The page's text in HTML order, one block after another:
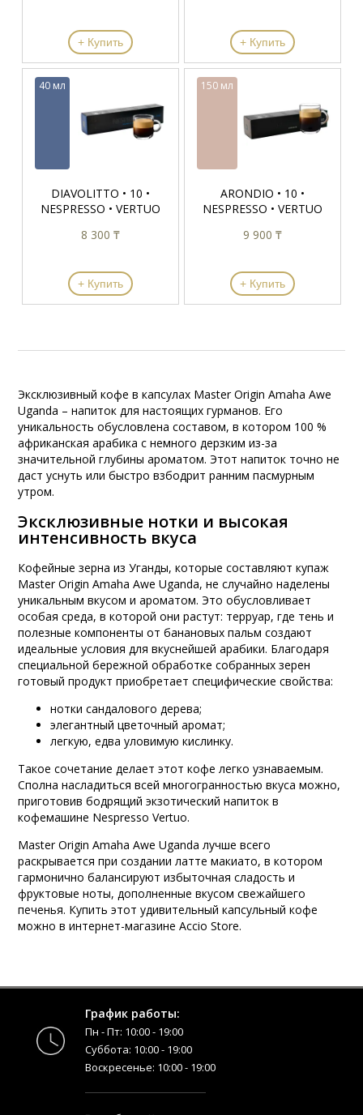
+ Купить + Купить
40 мл
DIAVOLITTO • 10 •
NESPRESSO • VERTUO
8 300 ₸
+ Купить
150 мл
ARONDIO • 10 •
NESPRESSO • VERTUO
9 900 ₸
+ Купить
Эксклюзивный кофе в капсулах Master Origin Amaha Awe
Uganda – напиток для настоящих гурманов. Его
уникальность обусловлена составом, в котором 100 %
африканская арабика с немного дерзким из-за
значительной глубины ароматом. Этот напиток точно не
даст уснуть или быстро взбодрит ранним пасмурным
утром.
Эксклюзивные нотки и высокая
интенсивность вкуса
Кофейные зерна из Уганды, которые составляют купаж
Master Origin Amaha Awe Uganda, не случайно наделены
уникальным вкусом и ароматом. Это обусловливает
особая среда, в которой они растут: терруар, где тень и
полезные компоненты от банановых пальм создают
идеальные условия для вкуснейшей арабики. Благодаря
специальной бережной обработке собранных зерен
готовый продукт приобретает специфические свойства:
нотки сандалового дерева;
элегантный цветочный аромат;
легкую, едва уловимую кислинку.
Такое сочетание делает этот кофе легко узнаваемым.
Сполна насладиться всей многогранностью вкуса можно,
приготовив бодрящий экзотический напиток в
кофемашине Nespresso Vertuo.
Master Origin Amaha Awe Uganda лучше всего
раскрывается при создании латте макиато, в котором
гармонично балансируют избыточная сладость и
фруктовые ноты, дополненные вкусом свежайшего
печенья. Купить этот удивительный капсульный кофе
можно в интернет-магазине Accio Store.
График работы:
Пн - Пт: 10:00 - 19:00
Суббота: 10:00 - 19:00
Воскресенье: 10:00 - 19:00